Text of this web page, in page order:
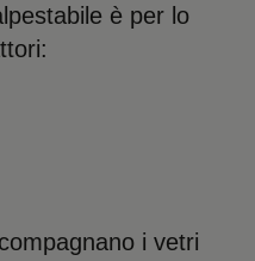
è per lo
i vetri